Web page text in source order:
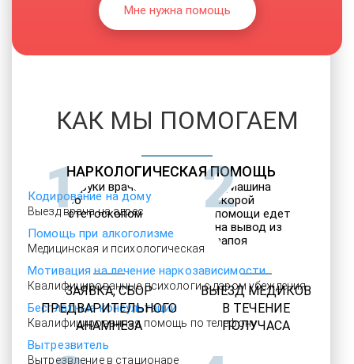
НАРКОЛОГИЧЕСКАЯ ПОМОЩЬ
Кодирование на дому
Выезд врача на адрес
Помощь при алкоголизме
Медицинская и психологическая
Мотивация на лечение наркозависимости
Квалифицированные психологи с даром убеждения
Бесплатные консультации
Квалифицированная помощь по телефону
Вытрезвитель
Вытрезвление в стационаре
Мне нужна помощь
КАК МЫ ПОМОГАЕМ
1
ЗАЯВКА, СБОР
ПРЕДВАРИТЕЛЬНОГО
АНАМНЕЗА
2
ВЫЕЗД МЕДИКОВ
В ТЕЧЕНИЕ
ПОЛУЧАСА